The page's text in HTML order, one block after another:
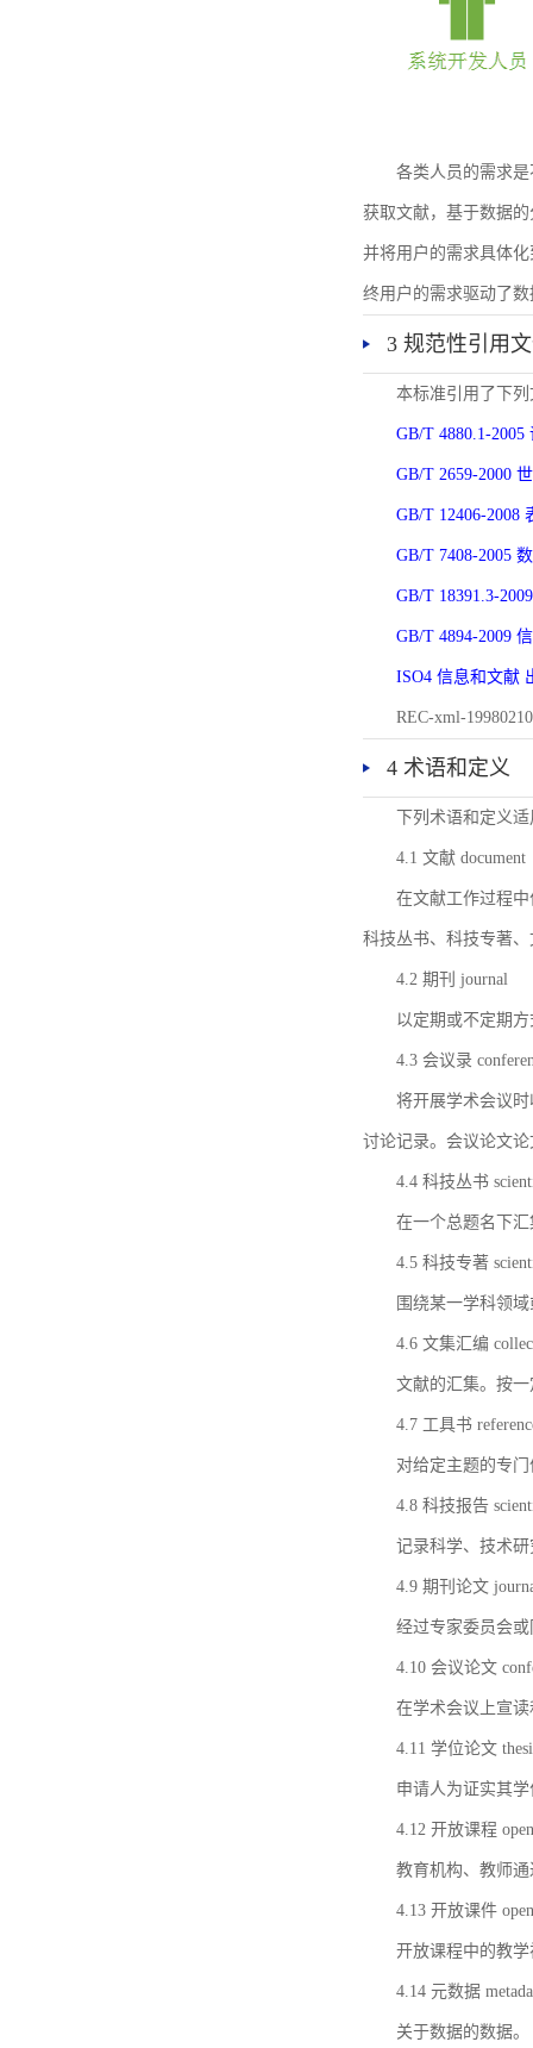
各类人员的需求
获取文献，基于数据
并将用户的需求具体
终用户的需求驱动了
3 规范性引用
本标准引用了下
GB/T 4880.1-
GB/T 2659-2000
GB/T 12406-2008
GB/T 7408-2005
GB/T 18391.3-
GB/T 4894-2009
ISO4 信息和文献
REC-xml-
4 术语和定义
下列术语和定义
4.1 文献 document
在文献工作过程
科技丛书、科技专著
4.2 期刊 journal
以定期或不定期
4.3 会议录
将开展学术会议
讨论记录。会议论文
4.4 科技丛书
在一个总题名下
4.5 科技专著
围绕某一学科领
4.6 文集汇编
文献的汇集。按
4.7 工具书
对给定主题的专
4.8 科技报告
记录科学、技术
4.9 期刊论文
经过专家委员会
4.10 会议论文
在学术会议上宣
4.11 学位论文
申请人为证实其
4.12 开放课程
教育机构、教师
4.13 开放课件
开放课程中的教
4.14 元数据
关于数据的数据。